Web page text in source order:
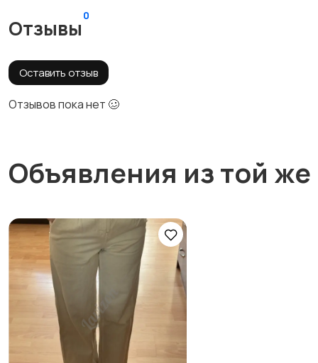
Отзывы
0
Оставить отзыв
Отзывов пока нет 🥴
Объявления из той же